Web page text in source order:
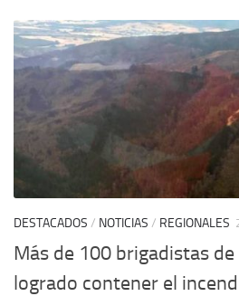
DESTACADOS / NOTICIAS / REGIONALES
Más de 100 brigadistas de
logrado contener el